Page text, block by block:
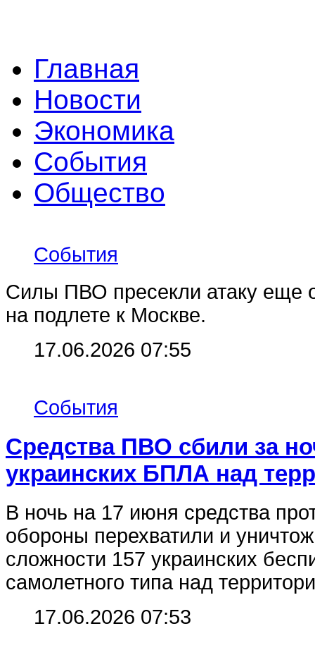
Главная
Новости
Экономика
События
Общество
События
Силы ПВО пресекли атаку еще
на подлете к Москве.
17.06.2026 07:55
События
Средства ПВО сбили за
украинских БПЛА над
В ночь на 17 июня средства
обороны перехватили и
сложности 157 украинских
самолетного типа над
17.06.2026 07:53